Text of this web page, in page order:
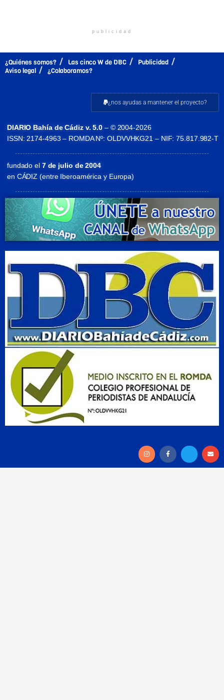
publicidad
¿Quiénes somos? Las cinco W de DBC
Publicidad
Aviso legal
¿Colaboramos?
¿nos ayudas a mantener el proyecto?
DIARIO Bahía de Cádiz v. 5.0 – © 2004-2026
ISSN: 2174-4963 – ROMDA Nº: OLDVVHKG21 – NIF: 75.817.982-T
fundado el7 de julio de 2004
en CÁDIZ (entre Iberoamérica y Europa)